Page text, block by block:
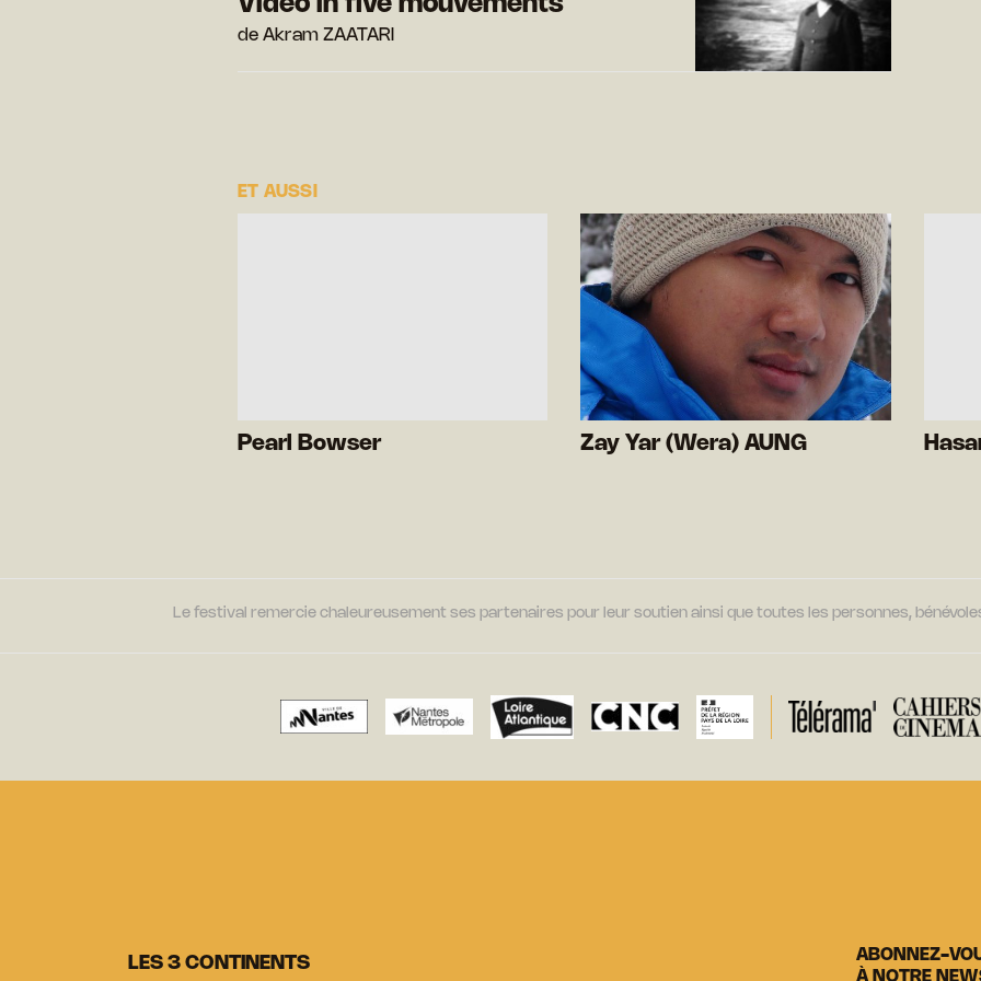
de Akram ZAATARI
ET AUSSI
Pearl Bowser Zay Yar (Wera) AUNG
Le festival remercie chaleureusement ses partenaires pour leur soutien ainsi que toutes les personnes,
LES 3 CONTINENTS
ABONNEZ-
À NOTRE